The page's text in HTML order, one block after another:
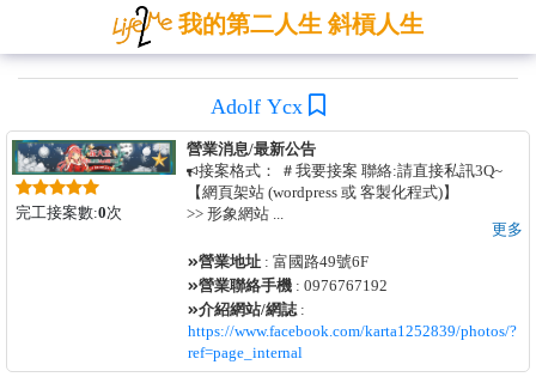
我的第二人生 斜槓人生
Adolf Ycx
完工接案數:0次
營業消息/最新公告
接案格式： ＃我要接案 聯絡:請直接私訊3Q~
【網頁架站 (wordpress 或 客製化程式)】
>> 形象網站 ...
更多
營業地址 : 富國路49號6F
營業聯絡手機 : 0976767192
介紹網站/網誌:
https://www.facebook.com/karta1252839/photos/?
ref=page_internal